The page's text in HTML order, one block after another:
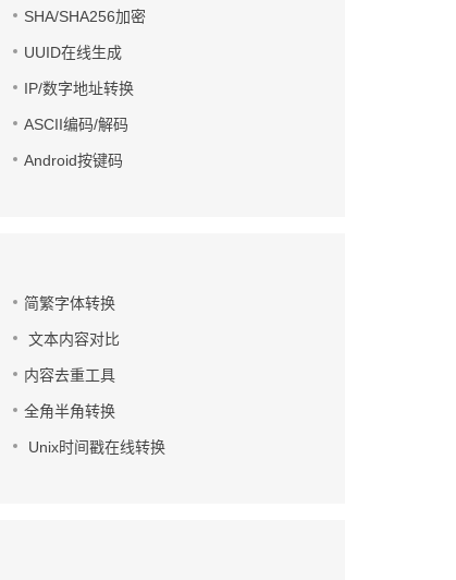
SHA/SHA256加密
UUID在线生成
IP/数字地址转换
ASCII编码/解码
Android按键码
简繁字体转换
文本内容对比
内容去重工具
全角半角转换
Unix时间戳在线转换